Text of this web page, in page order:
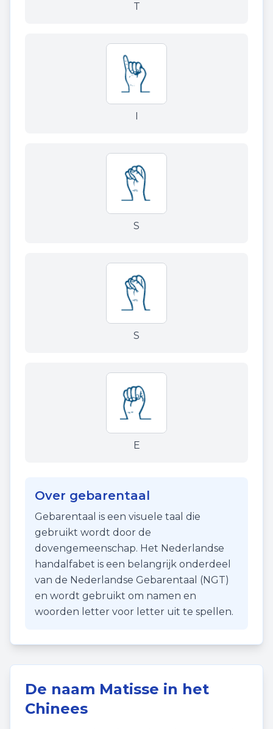
T
I
S
S
E
Over gebarentaal
Gebarentaal is een visuele taal die
gebruikt wordt door de
dovengemeenschap. Het Nederlandse
handalfabet is een belangrijk onderdeel
van de Nederlandse Gebarentaal (NGT)
en wordt gebruikt om namen en
woorden letter voor letter uit te spellen.
De naam Matisse in het
Chinees